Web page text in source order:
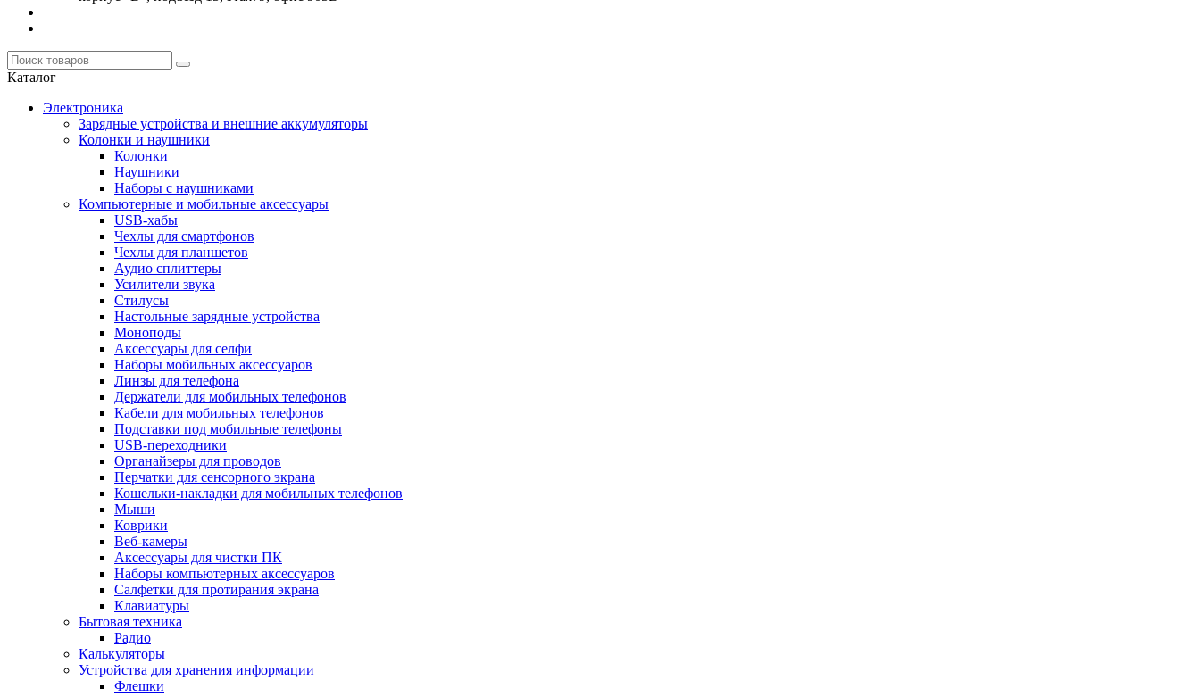
Каталог
Электроника
Зарядные устройства и внешние аккумуляторы
Колонки и наушники
Колонки
Наушники
Наборы с наушниками
Компьютерные и мобильные аксессуары
USB-хабы
Чехлы для смартфонов
Чехлы для планшетов
Аудио сплиттеры
Усилители звука
Стилусы
Настольные зарядные устройства
Моноподы
Аксессуары для селфи
Наборы мобильных аксессуаров
Линзы для телефона
Держатели для мобильных телефонов
Кабели для мобильных телефонов
Подставки под мобильные телефоны
USB-переходники
Органайзеры для проводов
Перчатки для сенсорного экрана
Кошельки-накладки для мобильных телефонов
Мыши
Коврики
Веб-камеры
Аксессуары для чистки ПК
Наборы компьютерных аксессуаров
Салфетки для протирания экрана
Клавиатуры
Бытовая техника
Радио
Калькуляторы
Устройства для хранения информации
Флешки